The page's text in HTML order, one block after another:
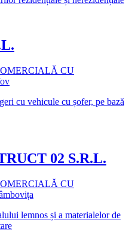
CU
cu vehicule cu șofer, pe bază
02 S.R.L.
CU
lemnos și a materialelor de